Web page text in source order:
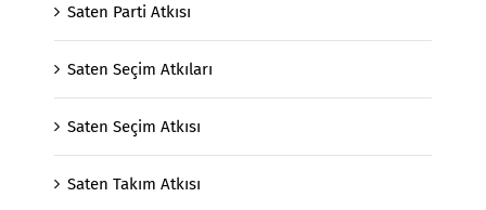
Saten Parti Atkısı
Saten Seçim Atkıları
Saten Seçim Atkısı
Saten Takım Atkısı